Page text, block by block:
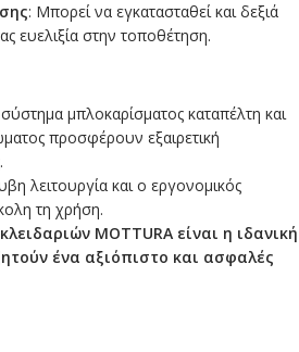
: Μπορεί να εγκατασταθεί και δεξιά
ευελιξία στην τοποθέτηση.
μπλοκαρίσματος καταπέλτη και
προσφέρουν εξαιρετική
λειτουργία και ο εργονομικός
τη χρήση.
MOTTURA είναι η ιδανική
ένα αξιόπιστο και ασφαλές